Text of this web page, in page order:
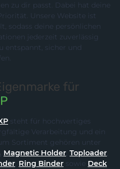
zu dir passt. Dabei hat deine
Website ist
sodass deine persönlichen
entspannt, sicher und
für
steht für hochwertiges
Verarbeitung und ein
Sortiment gehören unter
, Magnetic Holder, Toploader,
, Ring Binder sowie Deck